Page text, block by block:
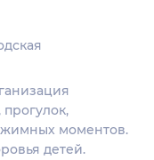
моментов.
детей.